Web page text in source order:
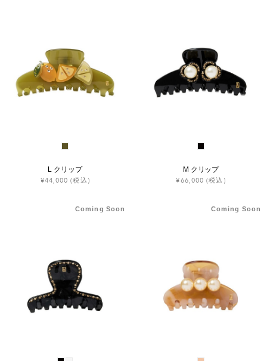
ストア
ニュース
L クリップ
¥44,000 (税込)
M クリップ
¥66,000 (税込)
Coming Soon Coming Soon